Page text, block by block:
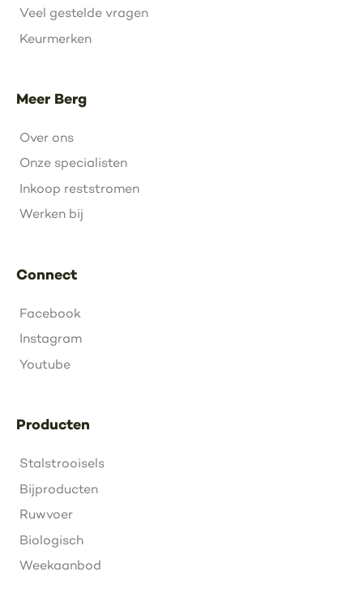
Veel gestelde vragen
Keurmerken
Meer Berg
Over ons
Onze specialisten
Inkoop reststromen
Werken bij
Connect
Facebook
Instagram
Youtube
Producten
Stalstrooisels
Bijproducten
Ruwvoer
Biologisch
Weekaanbod